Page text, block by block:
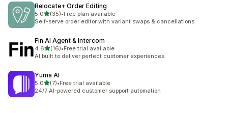
Relocate+ Order Editing
5.0滿分 5 顆星
(35)
共有 35 則評價
•Free plan available
Self-serve order editor with variant swaps & cancellations
Fin AI Agent & Intercom
4.6滿分 5 顆星
(16)
共有 16 則評價
•Free trial available
AI built to deliver perfect customer experiences.
Yuma AI
5.0滿分 5 顆星
(7)
共有 7 則評價
•Free trial available
24/7 AI-powered customer support automation